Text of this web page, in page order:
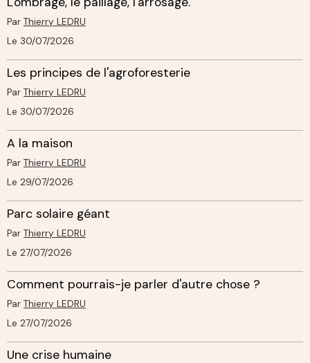
Par Thierry LEDRU
Le 30/07/2026
Les principes de l'agroforesterie
Par Thierry LEDRU
Le 30/07/2026
A la maison
Par Thierry LEDRU
Le 29/07/2026
Parc solaire géant
Par Thierry LEDRU
Le 27/07/2026
Comment pourrais-je parler d'autre chose ?
Par Thierry LEDRU
Le 27/07/2026
Une crise humaine